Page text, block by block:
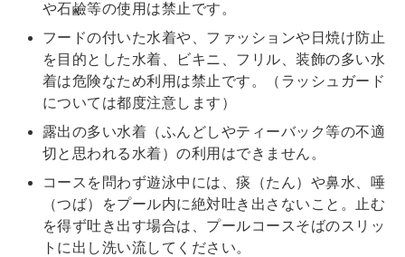
や石鹼等の使用は禁止です。
フードの付いた水着や、ファッションや日焼け防止
を目的とした水着、ビキニ、フリル、装飾の多い水
着は危険なため利用は禁止です。（ラッシュガード
については都度注意します）
露出の多い水着（ふんどしやティーバック等の不適
切と思われる水着）の利用はできません。
コースを問わず遊泳中には、痰（たん）や鼻水、唾
（つば）をプール内に絶対吐き出さないこと。止む
を得ず吐き出す場合は、プールコースそばのスリッ
トに出し洗い流してください。